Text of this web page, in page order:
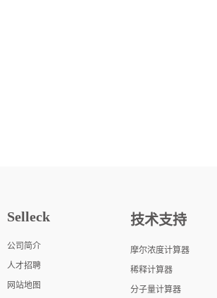
Selleck
公司简介
人才招聘
网站地图
技术支持
摩尔浓度计算器
稀释计算器
分子量计算器